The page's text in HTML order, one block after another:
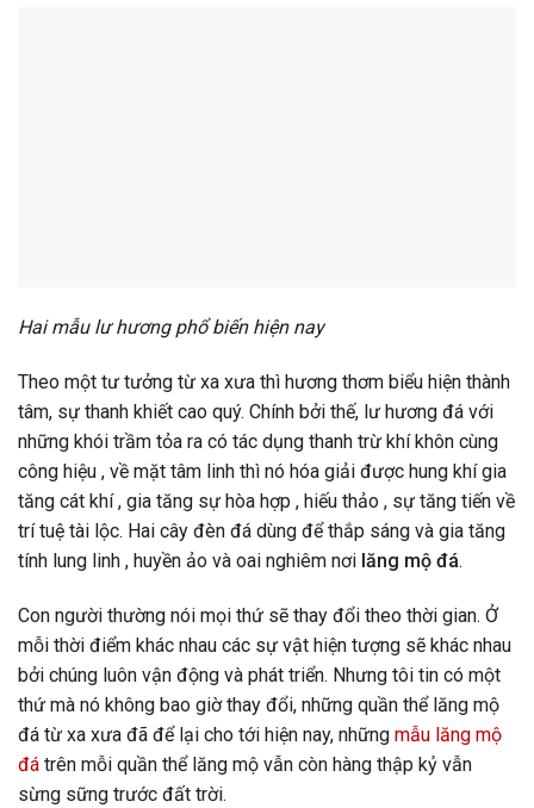
Hai mẫu lư hương phổ biến hiện nay
Theo một tư tưởng từ xa xưa thì hương thơm biểu hiện thành
tâm, sự thanh khiết cao quý. Chính bởi thế, lư hương đá với
những khói trầm tỏa ra có tác dụng thanh trừ khí khôn cùng
công hiệu , về mặt tâm linh thì nó hóa giải được hung khí gia
tăng cát khí , gia tăng sự hòa hợp , hiếu thảo , sự tăng tiến về
trí tuệ tài lộc. Hai cây đèn đá dùng để thắp sáng và gia tăng
tính lung linh , huyền ảo và oai nghiêm nơi lăng mộ đá.
Con người thường nói mọi thứ sẽ thay đổi theo thời gian. Ở
mỗi thời điểm khác nhau các sự vật hiện tượng sẽ khác nhau
bởi chúng luôn vận động và phát triển. Nhưng tôi tin có một
thứ mà nó không bao giờ thay đổi, những quần thể lăng mộ
đá từ xa xưa đã để lại cho tới hiện nay, những mẫu lăng mộ
đá trên mỗi quần thể lăng mộ vẫn còn hàng thập kỷ vẫn
sừng sững trước đất trời.